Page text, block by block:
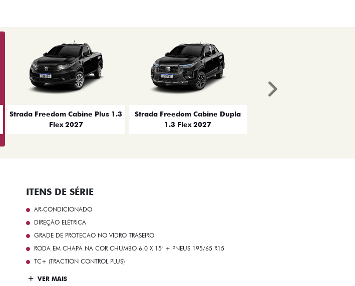
Strada Freedom Cabine Plus 1.3
Flex 2027
Strada Freedom Cabine Dupla
1.3 Flex 2027
Próximo
ITENS DE SÉRIE
AR-CONDICIONADO
DIREÇÃO ELÉTRICA
GRADE DE PROTECAO NO VIDRO TRASEIRO
RODA EM CHAPA NA COR CHUMBO 6.0 X 15" + PNEUS 195/65 R15
TC+ (TRACTION CONTROL PLUS)
VER MAIS